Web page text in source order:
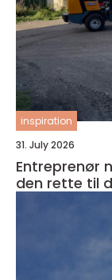
inspiration
31. July 2026
Entreprenør
den rette til